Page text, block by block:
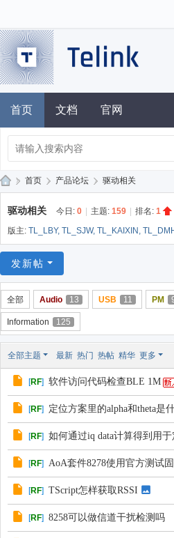
首页 文档 官网
论
坛
» 首页 › 产品论坛 › 驱动相关
驱动相关 今日: 0 主题: 159 排名: 1
版主: TL_LBY, TL_SJW, TL_KAIXIN ,
发新帖
全部 Audio 13 USB 11 PM
Information 125
全部主题 最新 热门 热帖 精华 更多
[RF] 软件访问代码检查BLE 1M
[RF] 定位方案里的alpha和theta是
[RF] 如何通过iq data计算得到用
[RF] AoA套件8278使用官方测试
[RF] TScript怎样获取RSSI
[RF] 8258可以做信道干扰检测吗